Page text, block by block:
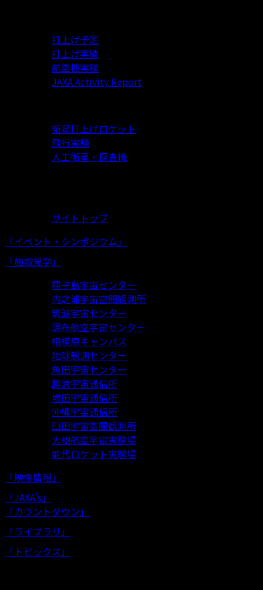
打上げ予定
打上げ実績
航空機実験
JAXA Activity Report
衛星打上げロケット
飛行実験
人工衛星・探査機
サイトトップ
「イベント・シンポジウム」
「施設見学」
種子島宇宙センター
内之浦宇宙空間観測所
筑波宇宙センター
調布航空宇宙センター
相模原キャンパス
地球観測センター
角田宇宙センター
勝浦宇宙通信所
増田宇宙通信所
沖縄宇宙通信所
臼田宇宙空間観測所
大樹航空宇宙実験場
能代ロケット実験場
「映像情報」
「JAXA's」
「カウントダウン」
「ライブラリ」
「トピックス」